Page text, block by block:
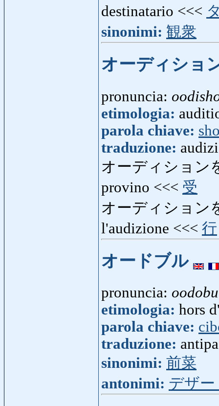
destinatario <<<
sinonimi: 観衆
オーディショ
pronuncia:
etimologia:
parola chiave:
traduzione:
オーディション
provino <<< 受
オーディション
l'audizione <<< 行
オードブル
pronuncia:
etimologia: hors
parola chiave:
traduzione:
sinonimi: 前菜
antonimi: デザー